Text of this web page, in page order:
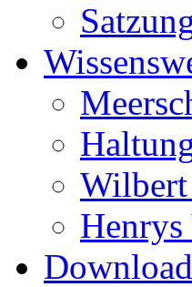
Henrys
Download